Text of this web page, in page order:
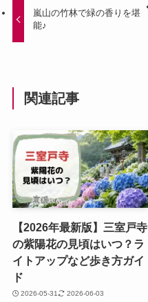
嵐山の竹林で緑の香りを堪
能♪
関連記事
【2026年最新版】三室戸寺
の紫陽花の見頃はいつ？ラ
イトアップなど歩き方ガイ
ド
2026-05-31 2026-06-03